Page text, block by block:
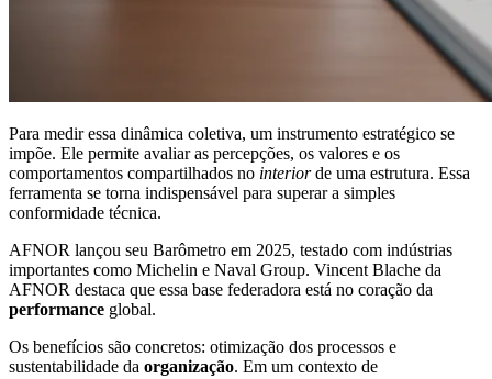
Para medir essa dinâmica coletiva, um instrumento estratégico se
impõe. Ele permite avaliar as percepções, os valores e os
comportamentos compartilhados no interiorde uma estrutura. Essa
ferramenta se torna indispensável para superar a simples
conformidade técnica.
AFNOR lançou seu Barômetro em 2025, testado com indústrias
importantes como Michelin e Naval Group. Vincent Blache da
AFNOR destaca que essa base federadora está no coração da
performance global.
Os benefícios são concretos: otimização dos processos e
sustentabilidade da organização. Em um contexto de